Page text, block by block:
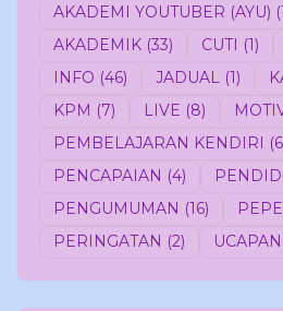
AKADEMI YOUTUBER (AYU)
AKADEMIK (33) CUTI (1)
INFO (46) JADUAL (1)
KPM (7) LIVE (8)
PEMBELAJARAN KENDIRI
PENCAPAIAN (4)
PENGUMUMAN (16)
PERINGATAN (2) UCAPAN